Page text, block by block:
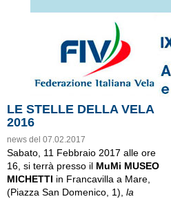
LE STELLE DELLA VELA
2016
news del 07.02.2017
Sabato, 11 Febbraio 2017 alle ore
16, si terrà presso il MuMi MUSEO
MICHETTI in Francavilla a Mare,
(Piazza San Domenico, 1), la